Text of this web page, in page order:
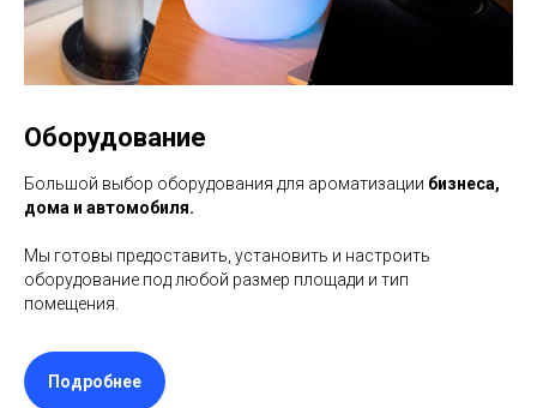
Оборудование
Большой выбор оборудования для ароматизации бизнеса,
дома и автомобиля.
Мы готовы предоставить, установить и настроить
оборудование под любой размер площади и тип
помещения.
Подробнее